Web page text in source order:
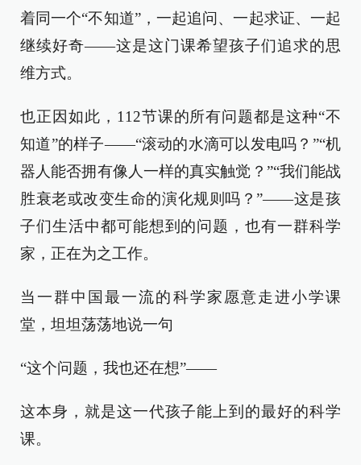
着同一个“不知道”，一起追问、一起求证、一起
继续好奇——这是这门课希望孩子们追求的思
维方式。
也正因如此，112节课的所有问题都是这种“不
知道”的样子——“滚动的水滴可以发电吗？”“机
器人能否拥有像人一样的真实触觉？”“我们能战
胜衰老或改变生命的演化规则吗？”——这是孩
子们生活中都可能想到的问题，也有一群科学
家，正在为之工作。
当一群中国最一流的科学家愿意走进小学课
堂，坦坦荡荡地说一句
“这个问题，我也还在想”——
这本身，就是这一代孩子能上到的最好的科学
课。